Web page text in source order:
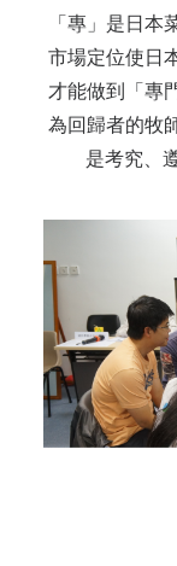
「專」是日
市場定位使日
才能做到「專
為回歸者的牧
是考究、